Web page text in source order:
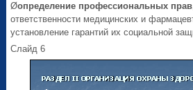
Øопределение профессиональных прав
ответственности медицинских и
установление гарантий их социальной
Слайд 6